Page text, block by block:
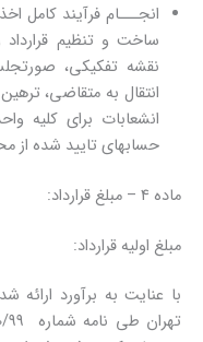
انجـــام فرآیند کامل
ساخت و تنظیم قرارداد
نقشه تفکیکی،
انتقال به متقاضی،
انشعابات برای کلیه
حسابهای تایید شده از
ماده 4 – مبلغ قرارداد:
مبلغ اولیه قرارداد:
با عنایت به برآورد